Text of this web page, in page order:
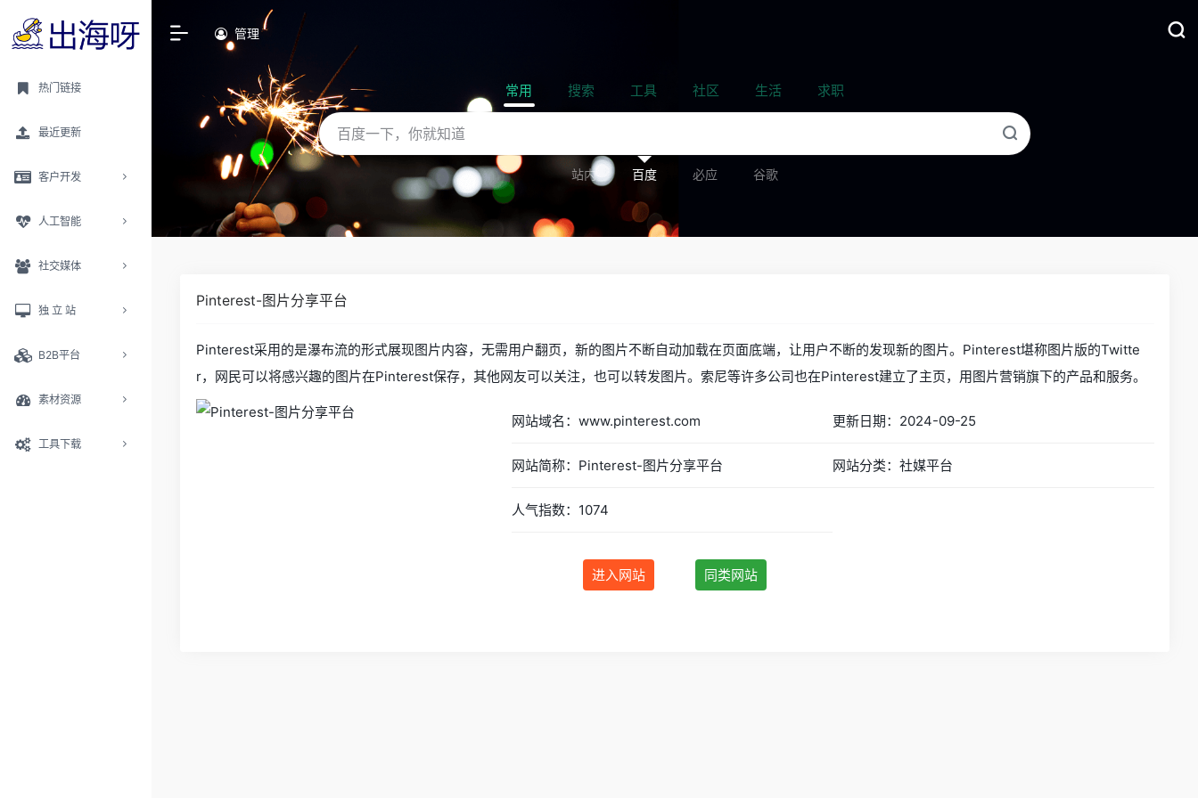
热门链接
最近更新
客户开发
人工智能
社交媒体
独 立 站
B2B平台
素材资源
工具下载
管理
常用 搜索 工具 社区 生活 求职
站内 百度 必应 谷歌
Pinterest-图片分享平台
Pinterest采用的是瀑布流的形式展现图片内容，无需用户翻页，新的图片不断自动加载在页面底端，让用户不断的发现新的图片。Pinterest堪称图片版的Twitte
r，网民可以将感兴趣的图片在Pinterest保存，其他网友可以关注，也可以转发图片。索尼等许多公司也在Pinterest建立了主页，用图片营销旗下的产品和服务。
网站域名：www.pinterest.com 更新日期：2024-09-25
网站简称：Pinterest-图片分享平台 网站分类：社媒平台
人气指数：1074
进入网站 同类网站